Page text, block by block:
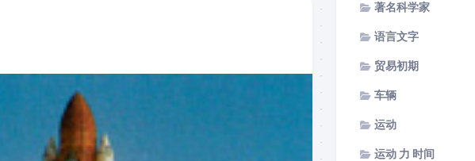
著名科学家
语言文字
贸易初期
车辆
运动
运动 力 时间